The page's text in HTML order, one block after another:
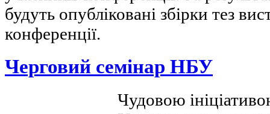
будуть опубліковані збірки тез
конференції.
Черговий семінар НБУ
Чудовою